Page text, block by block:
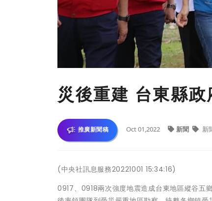
災後重建 台東縣
推廣新聞稿 Oct 01,2022 新聞 新
(中央社訊息服務20221001 15:34:16)
0917、0918兩次強度地震造成台東地區縱谷五